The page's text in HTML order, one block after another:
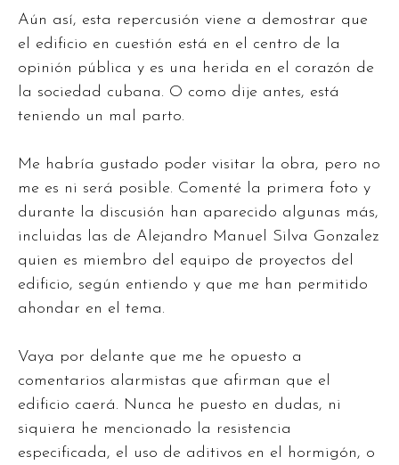
Aún así, esta repercusión viene a demostrar que
el edificio en cuestión está en el centro de la
opinión pública y es una herida en el corazón de
la sociedad cubana. O como dije antes, está
teniendo un mal parto.
Me habría gustado poder visitar la obra, pero no
me es ni será posible. Comenté la primera foto y
durante la discusión han aparecido algunas más,
incluidas las de Alejandro Manuel Silva Gonzalez
quien es miembro del equipo de proyectos del
edificio, según entiendo y que me han permitido
ahondar en el tema.
Vaya por delante que me he opuesto a
comentarios alarmistas que afirman que el
edificio caerá. Nunca he puesto en dudas, ni
siquiera he mencionado la resistencia
especificada, el uso de aditivos en el hormigón, o